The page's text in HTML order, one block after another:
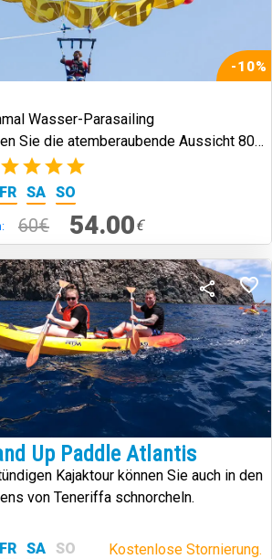
-10%
Wasser-Parasailing
Sie die atemberaubende Aussicht 80
von Teneriffa.
(1)
FR SA SO
60€ 54.00€
Up Paddle Atlantis
Kajaktour können Sie auch in den
von Teneriffa schnorcheln.
FR SA SO Kostenlose Stornierung.